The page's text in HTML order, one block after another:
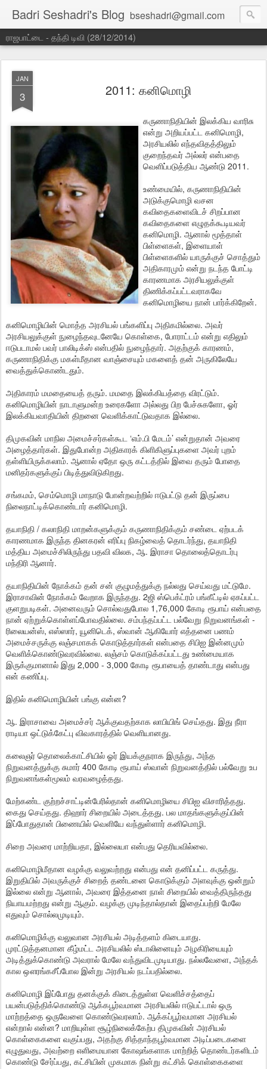
Badri Seshadri's Blog bseshadri@gmail.com
ராஜபாட்டை - தந்தி டிவி (28/12/2014)
JAN
3 2011: கனிமொழி
கருணாநிதியின் இலக்கிய வாரிசு
என்று அறியப்பட்ட கனிமொழி,
அரசியலில் எந்தவிதத்திலும்
குறைந்தவர் அல்லர் என்பதை
வெளிப்படுத்திய ஆண்டு 2011.
உண்மையில், கருணாநிதியின்
அடுக்குமொழி வசன
கவிதைகளைவிடச் சிறப்பான
கவிதைகளை எழுதக்கூடியவர்
கனிமொழி. ஆனால் மூத்தாள்
பிள்ளைகள், இளையாள்
பிள்ளைகளில் யாருக்குச் சொத்தும்
அதிகாரமும் என்று நடந்த போட்டி
காரணமாக அரசியலுக்குள்
திணிக்கப்பட்டவராகவே
கனிமொழியை நான் பார்க்கிறேன்.
கனிமொழியின் மொத்த அரசியல் பங்களிப்பு அதிகமில்லை. அவர்
அரசியலுக்குள் நுழைந்தவுடனேயே கொள்கை, போராட்டம் என்று எதிலும்
ஈடுபடாமல் பவர் பாலிடிக்ஸ் என்பதில் நுழைந்தார். அதற்குக் காரணம்,
கருணாநிதிக்கு மகள்மீதான வாஞ்சையும் மகளைத் தன் அருகிலேயே
வைத்துக்கொண்டதும்.
அதிகாரம் மமதையைத் தரும். மமதை இலக்கியத்தை விரட்டும்.
கனிமொழியின் நாடாளுமன்ற உரைகளோ அல்லது பிற பேச்சுகளோ, ஓர்
இலக்கியவாதியின் திறனை வெளிக்காட்டுவதாக இல்லை.
திமுகவின் மாநில அமைச்சர்கள்கூட ‘எம்.பி மேடம்’ என்றுதான் அவரை
அழைத்தார்கள். இதுபோன்ற அதிகாரக் கிளிகிளுப்புகளை அவர் புறம்
தள்ளியிருக்கலாம். ஆனால் ஏதோ ஒரு கட்டத்தில் இவை தரும் போதை
மனிதர்களுக்குப் பிடித்துவிடுகிறது.
சங்கமம், செம்மொழி மாநாடு போன்றவற்றில் ஈடுபட்டு தன் இருப்பை
நிலைநாட்டிக்கொண்டார் கனிமொழி.
தயாநிதி / கலாநிதி மாறன்களுக்கும் கருணாநிதிக்கும் சண்டை ஏற்படக்
காரணமாக இருந்த தினகரன் எரிப்பு நிகழ்வைத் தொடர்ந்து, தயாநிதி
மத்திய அமைச்சிலிருந்து பதவி விலக, ஆ. இராசா தொலைத்தொடர்பு
மந்திரி ஆனார்.
தயாநிதியின் நோக்கம் தன் சன் குழுமத்துக்கு நல்லது செய்வது மட்டுமே.
இராசாவின் நோக்கம் வேறாக இருந்தது. 2ஜி ஸ்பெக்ட்ரம் பங்கீட்டில் ஏகப்பட்ட
குளறுபடிகள். அனைவரும் சொல்வதுபோல 1,76,000 கோடி ரூபாய் என்பதை
நான் ஏற்றுக்கொள்ளப்போவதில்லை. சம்பந்தப்பட்ட பல்வேறு நிறுவனங்கள் -
ரிலையன்ஸ், எஸ்ஸார், யூனிடெக், ஸ்வான் ஆகியோர் எத்தனை பணம்
அமைச்சருக்கு லஞ்சமாகக் கொடுத்தார்கள் என்பதை சிபிஐ இன்னமும்
வெளிக்கொண்டுவரவில்லை. லஞ்சம் கொடுக்கப்பட்டது உண்மையாக
இருக்குமானால் இது 2,000 - 3,000 கோடி ரூபாயைத் தாண்டாது என்பது
என் கணிப்பு.
இதில் கனிமொழியின் பங்கு என்ன?
ஆ. இராசாவை அமைச்சர் ஆக்குவதற்காக லாபியிங் செய்தது. இது நீரா
ராடியா ஒட்டுக்கேட்பு விவகாரத்தில் வெளியானது.
கலைஞர் தொலைக்காட்சியில் ஓர் இயக்குநராக இருந்து, அந்த
நிறுவனத்துக்கு சுமார் 400 கோடி ரூபாய் ஸ்வான் நிறுவனத்தில் பல்வேறு உப
நிறுவனங்கள்மூலம் வரவழைத்தது.
மேற்கண்ட குற்றச்சாட்டின்பேரில்தான் கனிமொழியை சிபிஐ விசாரித்தது.
கைது செய்தது. திஹார் சிறையில் அடைத்தது. பல மாதங்களுக்குப்பின்
இப்போதுதான் பிணையில் வெளியே வந்துள்ளார் கனிமொழி.
சிறை அவரை மாற்றியதா, இல்லையா என்பது தெரியவில்லை.
கனிமொழிமீதான வழக்கு வலுவற்றது என்பது என் தனிப்பட்ட கருத்து.
இறுதியில் அவருக்குச் சிறைத் தண்டனை கொடுக்கும் அளவுக்கு ஒன்றும்
இல்லை என்று ஆனால், அவரை இத்தனை நாள் சிறையில் வைத்திருந்தது
நியாயமற்றது என்று ஆகும். வழக்கு முடிந்தால்தான் இதைப்பற்றி மேலே
எதுவும் சொல்லமுடியும்.
கனிமொழிக்கு வலுவான அரசியல் அடித்தளம் கிடையாது.
முரட்டுத்தனமான கீழ்மட்ட அரசியலில் ஸ்டாலினையும் அழகிரியையும்
அடித்துக்கொண்டு அவரால் மேலே வந்துவிடமுடியாது. நல்லவேளை, அந்தக்
கால ஔரங்கசீப்போல இன்று அரசியல் நடப்பதில்லை.
கனிமொழி இப்போது தனக்குக் கிடைத்துள்ள வெளிச்சத்தைப்
பயன்படுத்திக்கொண்டு ஆக்கபூர்வமான அரசியலில் ஈடுபட்டால் ஒரு
மாற்றத்தை ஒருவேளை கொண்டுவரலாம். ஆக்கப்பூர்வமான அரசியல்
என்றால் என்ன? மாறியுள்ள சூழ்நிலைக்கேற்ப திமுகவின் அரசியல்
கொள்கைகளை வகுப்பது, அதற்கு சித்தாந்தபூர்வமான அடிப்படைகளை
எழுதுவது, அவற்றை எளிமையான கோஷங்களாக மாற்றித் தொண்டர்களிடம்
கொண்டு சேர்ப்பது, கட்சியின் முகமாக நின்று கட்சிக் கொள்கைகளை